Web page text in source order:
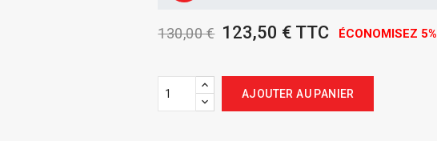
130,00 € 123,50 € TTC ÉCONOMISEZ 5%
AJOUTER AU PANIER